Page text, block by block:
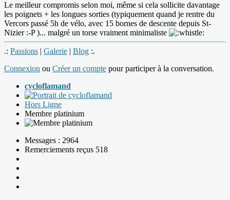
Le meilleur compromis selon moi, même si cela sollicite davantage
les poignets + les longues sorties (typiquement quand je rentre du
Vercors passé 5h de vélo, avec 15 bornes de descente depuis St-
Nizier :-P )... malgré un torse vraiment minimaliste
.: Passions | Galerie | Blog :.
Connexion ou Créer un compte pour participer à la conversation.
cycloflamand
Hors Ligne
Membre platinium
Messages : 2964
Remerciements reçus 518